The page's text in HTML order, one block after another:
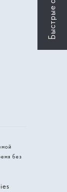
без